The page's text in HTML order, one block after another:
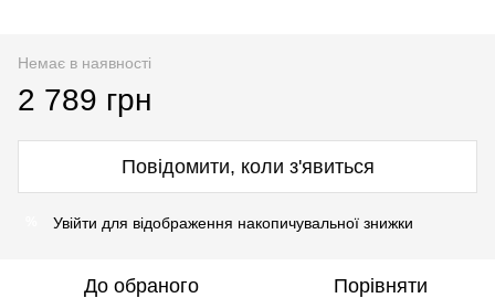
Немає в наявності
2 789 грн
Повідомити, коли з'явиться
Увійти для відображення накопичувальної знижки
До обраного Порівняти